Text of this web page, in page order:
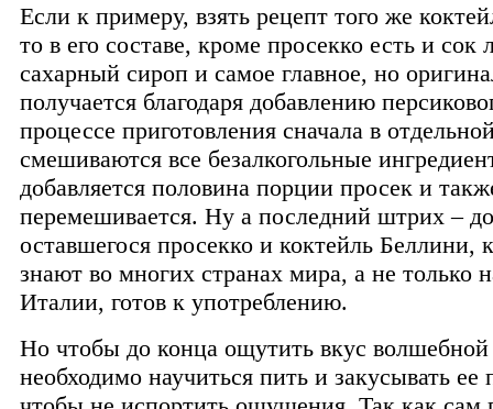
Если к примеру, взять рецепт того же
то в его составе, кроме просекко есть и сок
сахарный сироп и самое главное, но
получается благодаря добавлению
процессе приготовления сначала в
смешиваются все безалкогольные
добавляется половина порции просек и
перемешивается. Ну а последний штрих –
оставшегося просекко и коктейль Беллини,
знают во многих странах мира, а не только
Италии, готов к употреблению.
Но чтобы до конца ощутить вкус
необходимо научиться пить и закусывать ее